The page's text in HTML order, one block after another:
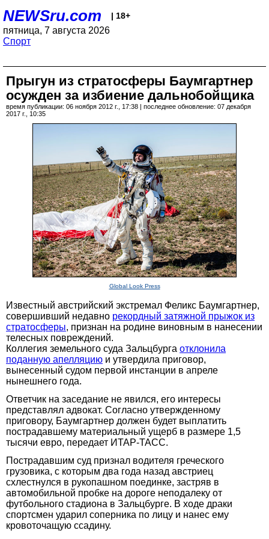
NEWSru.com | 18+
пятница, 7 августа 2026
Спорт
Прыгун из стратосферы Баумгартнер
осужден за избиение дальнобойщика
время публикации: 06 ноября 2012 г., 17:38 | последнее обновление: 07 декабря
2017 г., 10:35
Global Look Press
Известный австрийский экстремал Феликс Баумгартнер,
совершивший недавно рекордный затяжной прыжок из
стратосферы, признан на родине виновным в нанесении
телесных повреждений.
Коллегия земельного суда Зальцбурга отклонила
поданную апелляцию и утвердила приговор,
вынесенный судом первой инстанции в апреле
нынешнего года.
Ответчик на заседание не явился, его интересы
представлял адвокат. Согласно утвержденному
приговору, Баумгартнер должен будет выплатить
пострадавшему материальный ущерб в размере 1,5
тысячи евро, передает ИТАР-ТАСС.
Пострадавшим суд признал водителя греческого
грузовика, с которым два года назад австриец
схлестнулся в рукопашном поединке, застряв в
автомобильной пробке на дороге неподалеку от
футбольного стадиона в Зальцбурге. В ходе драки
спортсмен ударил соперника по лицу и нанес ему
кровоточащую ссадину.